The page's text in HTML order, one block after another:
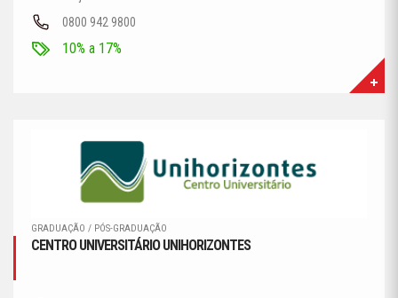
0800 942 9800
10% a 17%
GRADUAÇÃO / PÓS-GRADUAÇÃO
CENTRO UNIVERSITÁRIO UNIHORIZONTES